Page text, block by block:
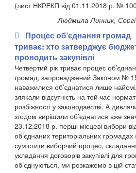
(лист НКРЕКП від 01.11.2018 р. №
Людмила Линник,
Процес об’єднання громад
триває: хто затверджує
проводить закупівлі
Четвертий рік триває процес
громад, запроваджений Законом №
наважилися об’єднатися лише
злякали відсутність на той час
розбіжності у законодавстві. А
згодом вирішили об’єднатися вже
23.12.2018 р. перші місцеві вибори
об’єднаних територіальних
сумістити виборчий процес,
укладання договорів закупівлі для
об’єднуються, ми розкажемо в цій